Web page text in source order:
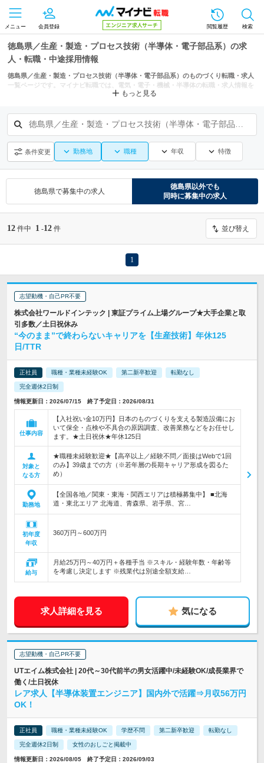
メニュー 会員登録 閲覧履歴 検索
徳島県／生産・製造・プロセス技術（半導体・電子部品系）の求
人・転職・中途採用情報
徳島県／生産・製造・プロセス技術（半導体・電子部品系）のものづくり転職・求人
一覧ページです。マイナビ転職では、電気・電子・機械・半導体の転職・求人情報を
もっと見る
徳島県／生産・製造・プロセス技術（半導体・電子部品系）
条件変更 勤務地 職種 年収 特徴
徳島県で募集中の求人
徳島県以外でも
同時に募集中の求人
12 件中 1 -12 件 並び替え
1
志望動機・自己PR不要
株式会社ワールドインテック | 東証プライム上場グループ★大手企業と取
引多数／土日祝休み
“今のまま”で終わらないキャリアを【生産技術】年休125
日/TTR
正社員 職種・業種未経験OK 第二新卒歓迎 転勤なし
完全週休2日制
情報更新日：2026/07/15 終了予定日：2026/08/31
仕事内容
【入社祝い金10万円】日本のものづくりを支える製造設備にお
いて保全・点検や不具合の原因調査、改善業務などをお任せし
ます。★土日祝休★年休125日
対象と
なる方
★職種未経験歓迎★【高卒以上／経験不問／面接はWebで1回
のみ】39歳までの方（※若年層の長期キャリア形成を図るた
め）
勤務地
【全国各地／関東・東海・関西エリアは積極募集中】 ■北海
道・東北エリア 北海道、青森県、岩手県、宮…
初年度
年収
360万円～600万円
給与
月給25万円～40万円＋各種手当 ※スキル・経験年数・年齢等
を考慮し決定します ※残業代は別途全額支給…
求人詳細を見る 気になる
志望動機・自己PR不要
UTエイム株式会社 | 20代～30代前半の男女活躍中/未経験OK/成長業界で
働く/土日祝休
レア求人【半導体装置エンジニア】国内外で活躍⇒月収56万円
OK！
正社員 職種・業種未経験OK 学歴不問 第二新卒歓迎 転勤なし
完全週休2日制 女性のおしごと掲載中
情報更新日：2026/08/05 終了予定日：2026/09/03